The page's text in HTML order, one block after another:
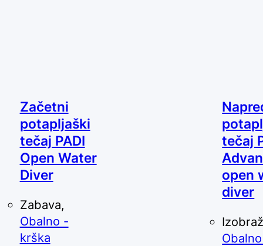
Začetni
potapljaški
tečaj PADI
Open Water
Diver
Zabava,
Obalno -
krška
tečaj
open
diver